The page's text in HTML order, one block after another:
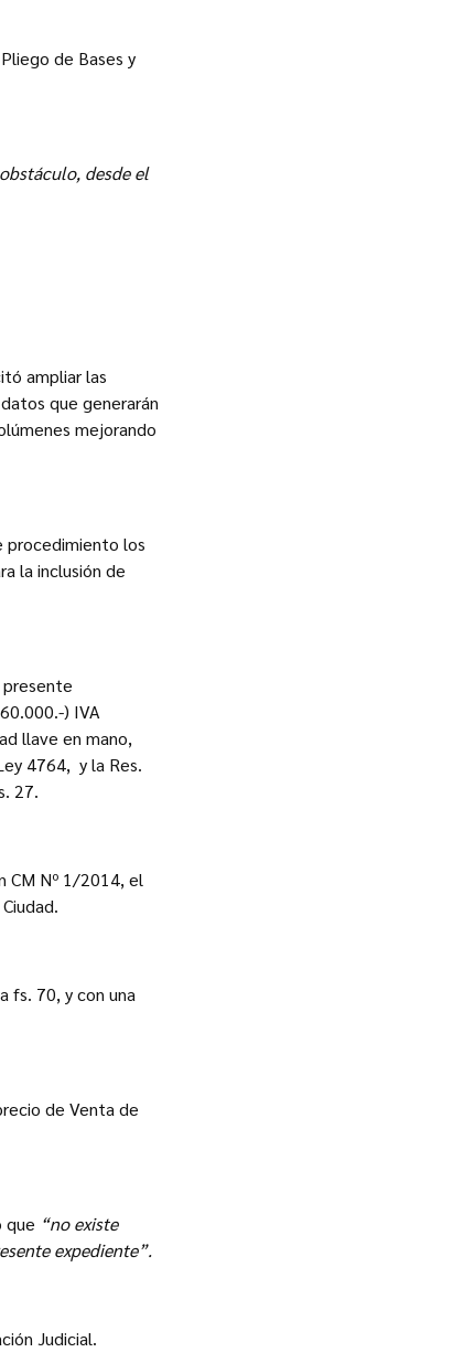
de Bases y
desde el
ampliar las
que generarán
mejorando
procedimiento los
la inclusión de
) IVA
llave en mano,
4764, y la Res.
27.
CM Nº 1/2014, el
fs. 70, y con una
de Venta de
que “no existe
expediente”.
Judicial.